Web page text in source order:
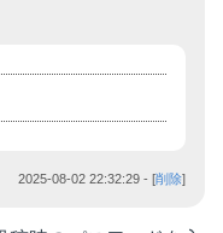
2025-08-02 22:32:29 - [削除]